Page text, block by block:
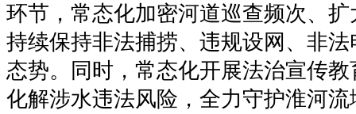
环节，常态化加密河道巡查频次、
持续保持非法捕捞、违规设网、非
态势。同时，常态化开展法治宣传
化解涉水违法风险，全力守护淮河